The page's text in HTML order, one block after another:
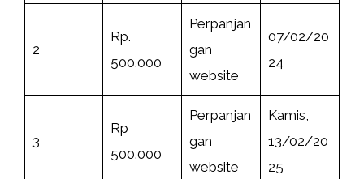
2
Rp.
500.000
Perpanjan
gan
website
07/02/20
24
3
Rp
500.000
Perpanjan
gan
website
Kamis,
13/02/20
25